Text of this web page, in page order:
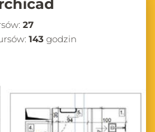
27
143 godzin